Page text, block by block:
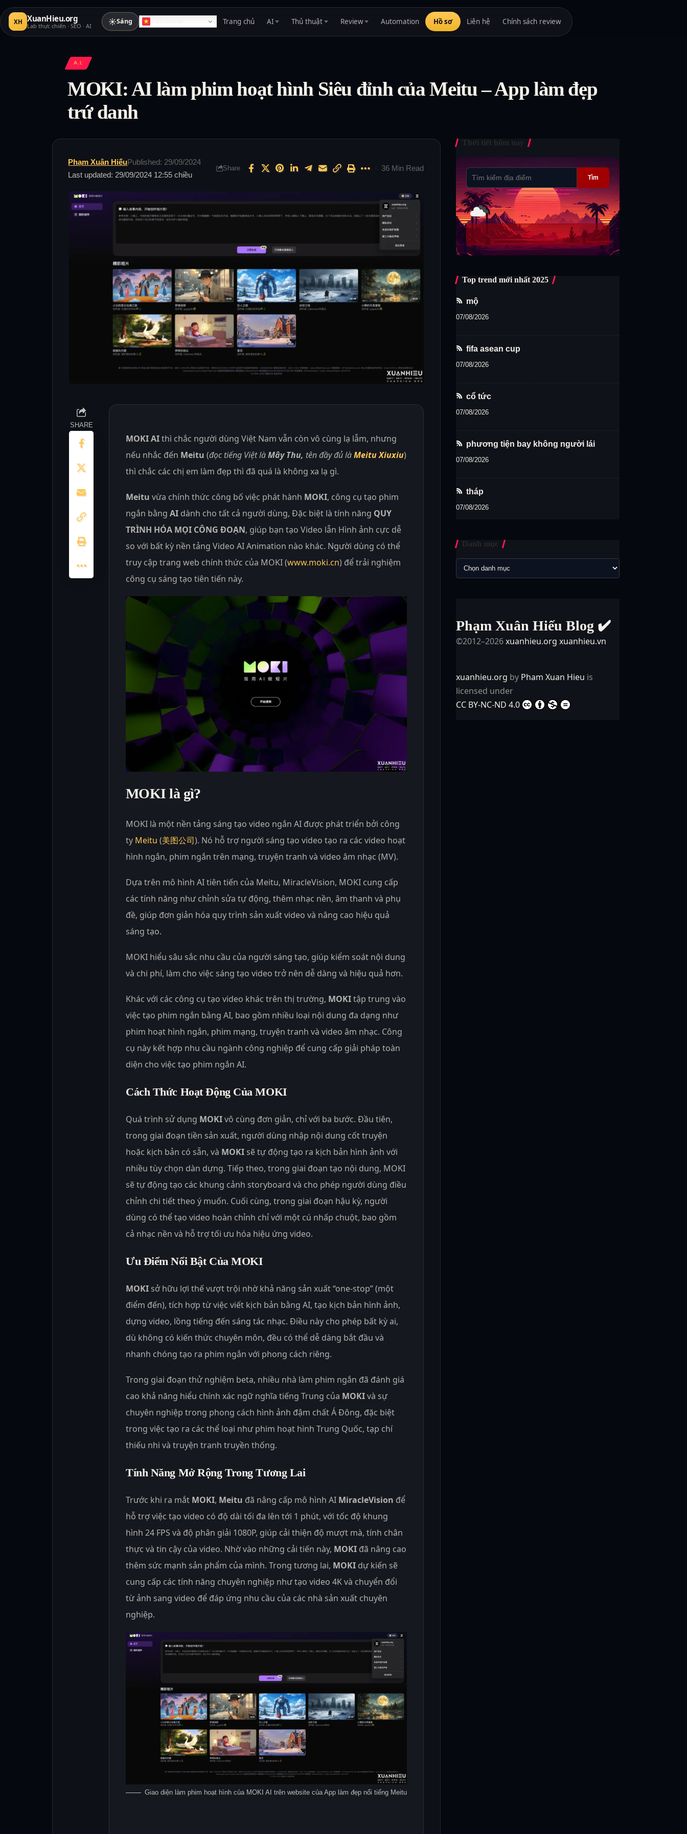
XH XuanHieu.org
Lab thực chiến · SEO · AI ☀Sáng Trang chủ AI Thủ thuật Review Automation Hồ sơ Liên hệ Chính sách review
A.I.
MOKI: AI làm phim hoạt hình Siêu đỉnh của Meitu – App làm đẹp
trứ danh
Last updated: 29/09/2024 12:55 chiều
Phạm Xuân HiếuPublished: 29/09/2024
Share 36 Min Read
SHARE
MOKI AIthì chắc người dùng Việt Nam vẫn còn vô cùng lạ lẫm, nhưng
nếu nhắc đến Meitu (đọc tiếng Việt làMây Thu, tên đầy đủ làMeitu Xiuxiu)
thì chắc các chị em làm đẹp thì đã quá là không xa lạ gì.
Meitu vừa chính thức công bố việc phát hành MOKI, công cụ tạo phim
ngắn bằng AI dành cho tất cả người dùng, Đặc biệt là tính năng QUY
TRÌNH HÓA MỌI CÔNG ĐOẠN, giúp bạn tạo Video lẫn Hình ảnh cực dễ
so với bất kỳ nền tảng Video AI Animation nào khác. Người dùng có thể
truy cập trang web chính thức của MOKI (www.moki.cn) để trải nghiệm
công cụ sáng tạo tiên tiến này.
MOKI là gì?
MOKI là một nền tảng sáng tạo video ngắn AI được phát triển bởi công
ty Meitu (美图公司). Nó hỗ trợ người sáng tạo video tạo ra các video hoạt
hình ngắn, phim ngắn trên mạng, truyện tranh và video âm nhạc (MV).
Dựa trên mô hình AI tiên tiến của Meitu, MiracleVision, MOKI cung cấp
các tính năng như chỉnh sửa tự động, thêm nhạc nền, âm thanh và phụ
đề, giúp đơn giản hóa quy trình sản xuất video và nâng cao hiệu quả
sáng tạo.
MOKI hiểu sâu sắc nhu cầu của người sáng tạo, giúp kiểm soát nội dung
và chi phí, làm cho việc sáng tạo video trở nên dễ dàng và hiệu quả hơn.
Khác với các công cụ tạo video khác trên thị trường, MOKItập trung vào
việc tạo phim ngắn bằng AI, bao gồm nhiều loại nội dung đa dạng như
phim hoạt hình ngắn, phim mạng, truyện tranh và video âm nhạc. Công
cụ này kết hợp nhu cầu ngành công nghiệp để cung cấp giải pháp toàn
diện cho việc tạo phim ngắn AI.
Cách Thức Hoạt Động Của MOKI
Quá trình sử dụng MOKIvô cùng đơn giản, chỉ với ba bước. Đầu tiên,
trong giai đoạn tiền sản xuất, người dùng nhập nội dung cốt truyện
hoặc kịch bản có sẵn, và MOKIsẽ tự động tạo ra kịch bản hình ảnh với
nhiều tùy chọn dàn dựng. Tiếp theo, trong giai đoạn tạo nội dung, MOKI
sẽ tự động tạo các khung cảnh storyboard và cho phép người dùng điều
chỉnh chi tiết theo ý muốn. Cuối cùng, trong giai đoạn hậu kỳ, người
dùng có thể tạo video hoàn chỉnh chỉ với một cú nhấp chuột, bao gồm
cả nhạc nền và hỗ trợ tối ưu hóa hiệu ứng video.
Ưu Điểm Nổi Bật Của MOKI
MOKIsở hữu lợi thế vượt trội nhờ khả năng sản xuất “one-stop” (một
điểm đến), tích hợp từ việc viết kịch bản bằng AI, tạo kịch bản hình ảnh,
dựng video, lồng tiếng đến sáng tác nhạc. Điều này cho phép bất kỳ ai,
dù không có kiến thức chuyên môn, đều có thể dễ dàng bắt đầu và
nhanh chóng tạo ra phim ngắn với phong cách riêng.
Trong giai đoạn thử nghiệm beta, nhiều nhà làm phim ngắn đã đánh giá
cao khả năng hiểu chính xác ngữ nghĩa tiếng Trung của MOKIvà sự
chuyên nghiệp trong phong cách hình ảnh đậm chất Á Đông, đặc biệt
trong việc tạo ra các thể loại như phim hoạt hình Trung Quốc, tạp chí
thiếu nhi và truyện tranh truyền thống.
Tính Năng Mở Rộng Trong Tương Lai
Trước khi ra mắt MOKI, Meitu đã nâng cấp mô hình AI MiracleVision để
hỗ trợ việc tạo video có độ dài tối đa lên tới 1 phút, với tốc độ khung
hình 24 FPS và độ phân giải 1080P, giúp cải thiện độ mượt mà, tính chân
thực và tin cậy của video. Nhờ vào những cải tiến này, MOKI đã nâng cao
thêm sức mạnh sản phẩm của mình. Trong tương lai, MOKI dự kiến sẽ
cung cấp các tính năng chuyên nghiệp như tạo video 4K và chuyển đổi
từ ảnh sang video để đáp ứng nhu cầu của các nhà sản xuất chuyên
nghiệp.
Giao diện làm phim hoạt hình của MOKI AI trên website của App làm đẹp nổi tiếng Meitu
Thời tiết hôm nay
Tìm
Top trend mới nhất 2025
mộ
07/08/2026
fifa asean cup
07/08/2026
cổ tức
07/08/2026
phương tiện bay không người lái
07/08/2026
tháp
07/08/2026
Danh mục
Phạm Xuân Hiếu Blog ✔️
©2012–2026xuanhieu.org xuanhieu.vn
xuanhieu.org by Pham Xuan Hieu is
licensed under
CC BY-NC-ND 4.0